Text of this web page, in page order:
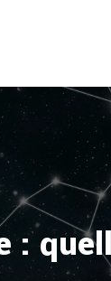
: